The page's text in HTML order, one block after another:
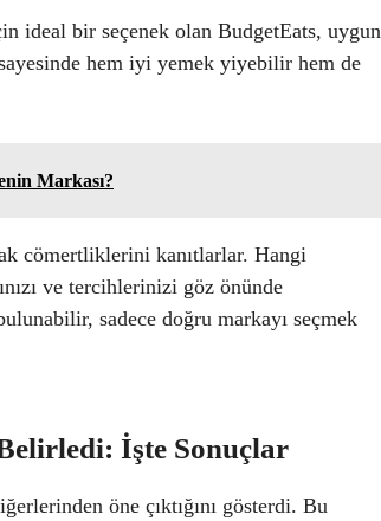
ideal bir seçenek olan BudgetEats, uygun
hem iyi yemek yiyebilir hem de
Markası?
cömertliklerini kanıtlarlar. Hangi
ve tercihlerinizi göz önünde
sadece doğru markayı seçmek
İşte Sonuçlar
öne çıktığını gösterdi. Bu